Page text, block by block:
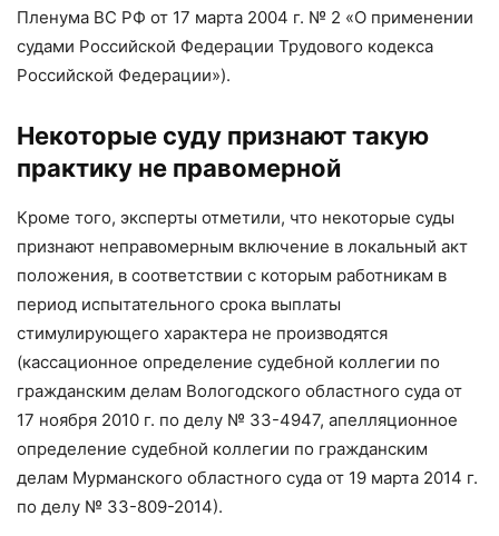
Пленума ВС РФ от 17 марта 2004 г. № 2 «О применении
судами Российской Федерации Трудового кодекса
Российской Федерации»).
Некоторые суду признают такую
практику не правомерной
Кроме того, эксперты отметили, что некоторые суды
признают неправомерным включение в локальный акт
положения, в соответствии с которым работникам в
период испытательного срока выплаты
стимулирующего характера не производятся
(кассационное определение судебной коллегии по
гражданским делам Вологодского областного суда от
17 ноября 2010 г. по делу № 33-4947, апелляционное
определение судебной коллегии по гражданским
делам Мурманского областного суда от 19 марта 2014 г.
по делу № 33-809-2014).